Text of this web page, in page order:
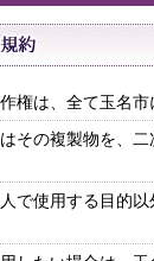
権は、全て玉名市
その複製物を、
で使用する目的